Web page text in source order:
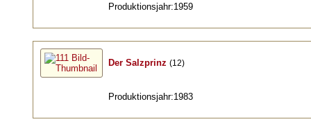
Produktionsjahr:1959
Der Salzprinz (12)
Produktionsjahr:1983